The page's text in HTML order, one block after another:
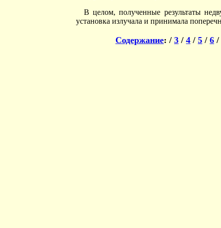
В целом, полученные результаты
установка излучала и принимала
Содержание: / 3 / 4 / 5 / 6 /